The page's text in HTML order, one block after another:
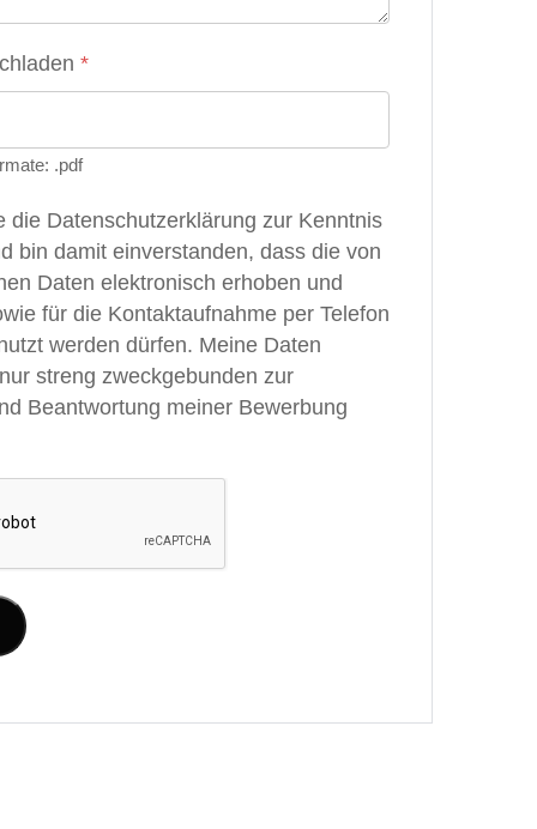
*
.pdf
die Datenschutzerklärung zur Kenntnis
bin damit einverstanden, dass die von
Daten elektronisch erhoben und
für die Kontaktaufnahme per Telefon
werden dürfen. Meine Daten
streng zweckgebunden zur
Beantwortung meiner Bewerbung